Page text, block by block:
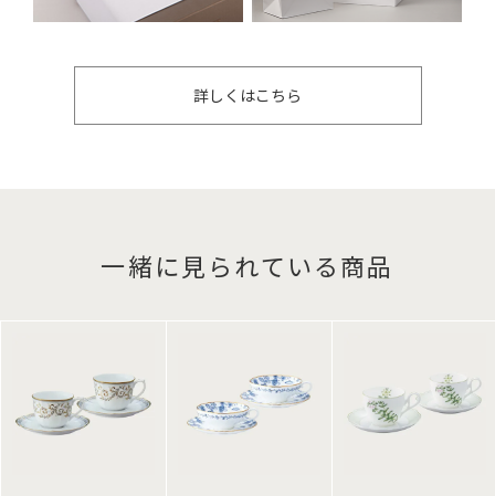
詳しくはこちら
一緒に見られている商品